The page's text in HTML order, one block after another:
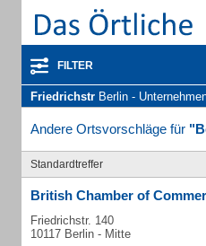
FILTER
Friedrichstr Berlin - Unternehmen und
Andere Ortsvorschläge für
Standardtreffer
British Chamber of
Friedrichstr. 140
10117 Berlin - Mitte